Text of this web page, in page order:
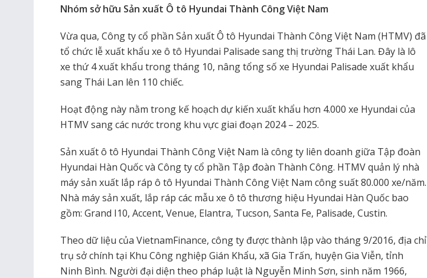
Nhóm sở hữu Sản xuất Ô tô Hyundai Thành Công Việt Nam
Vừa qua, Công ty cổ phần Sản xuất Ô tô Hyundai Thành Công Việt Nam (HTMV) đã
tổ chức lễ xuất khẩu xe ô tô Hyundai Palisade sang thị trường Thái Lan. Đây là lô
xe thứ 4 xuất khẩu trong tháng 10, nâng tổng số xe Hyundai Palisade xuất khẩu
sang Thái Lan lên 110 chiếc.
Hoạt động này nằm trong kế hoạch dự kiến xuất khẩu hơn 4.000 xe Hyundai của
HTMV sang các nước trong khu vực giai đoạn 2024 – 2025.
Sản xuất ô tô Hyundai Thành Công Việt Nam là công ty liên doanh giữa Tập đoàn
Hyundai Hàn Quốc và Công ty cổ phần Tập đoàn Thành Công. HTMV quản lý nhà
máy sản xuất lắp ráp ô tô Hyundai Thành Công Việt Nam công suất 80.000 xe/năm.
Nhà máy sản xuất, lắp ráp các mẫu xe ô tô thương hiệu Hyundai Hàn Quốc bao
gồm: Grand I10, Accent, Venue, Elantra, Tucson, Santa Fe, Palisade, Custin.
Theo dữ liệu của VietnamFinance, công ty được thành lập vào tháng 9/2016, địa chỉ
trụ sở chính tại Khu Công nghiệp Gián Khẩu, xã Gia Trấn, huyện Gia Viễn, tỉnh
Ninh Bình. Người đại diện theo pháp luật là Nguyễn Minh Sơn, sinh năm 1966,